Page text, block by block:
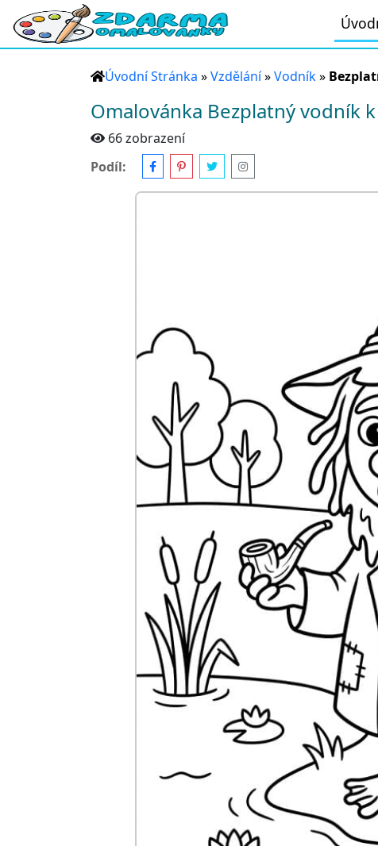
Úvodní Stránka »Vzdělání»Vodník»
Omalovánka Bezplatný vodník
66 zobrazení
Podíl: